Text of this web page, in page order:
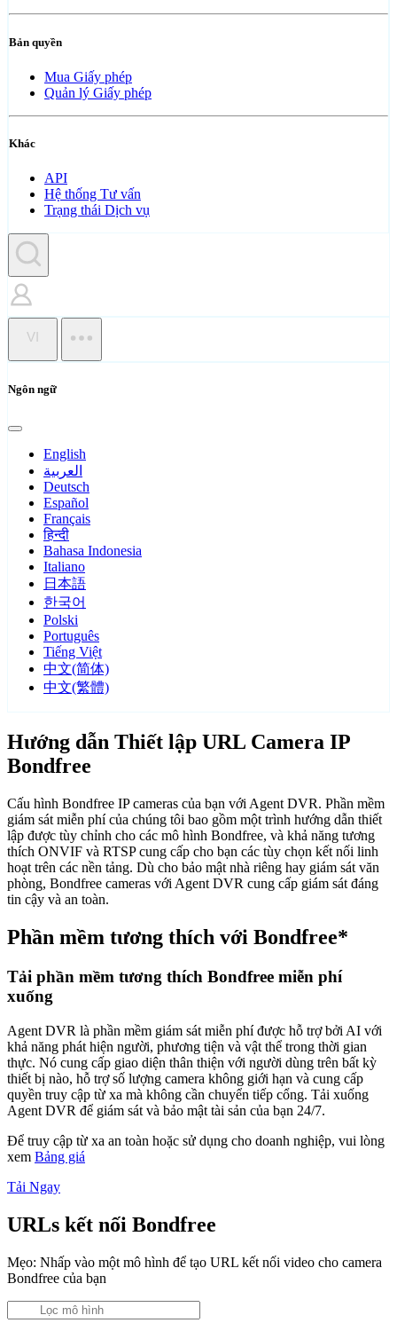
Bản quyền
Mua Giấy phép
Quản lý Giấy phép
Khác
API
Hệ thống Tư vấn
Trạng thái Dịch vụ
VI
Ngôn ngữ
English
العربية
Deutsch
Español
Français
हिन्दी
Bahasa Indonesia
Italiano
日本語
한국어
Polski
Português
Tiếng Việt
中文(简体)
中文(繁體)
Hướng dẫn Thiết lập URL Camera IP
Bondfree
Cấu hình Bondfree IP cameras của bạn với Agent DVR. Phần mềm
giám sát miễn phí của chúng tôi bao gồm một trình hướng dẫn thiết
lập được tùy chỉnh cho các mô hình Bondfree, và khả năng tương
thích ONVIF và RTSP cung cấp cho bạn các tùy chọn kết nối linh
hoạt trên các nền tảng. Dù cho bảo mật nhà riêng hay giám sát văn
phòng, Bondfree cameras với Agent DVR cung cấp giám sát đáng
tin cậy và an toàn.
Phần mềm tương thích với Bondfree*
Tải phần mềm tương thích Bondfree miễn phí
xuống
Agent DVR là phần mềm giám sát miễn phí được hỗ trợ bởi AI với
khả năng phát hiện người, phương tiện và vật thể trong thời gian
thực. Nó cung cấp giao diện thân thiện với người dùng trên bất kỳ
thiết bị nào, hỗ trợ số lượng camera không giới hạn và cung cấp
quyền truy cập từ xa mà không cần chuyển tiếp cổng. Tải xuống
Agent DVR để giám sát và bảo mật tài sản của bạn 24/7.
Để truy cập từ xa an toàn hoặc sử dụng cho doanh nghiệp, vui lòng
xem Bảng giá
Tải Ngay
URLs kết nối Bondfree
Mẹo: Nhấp vào một mô hình để tạo URL kết nối video cho camera
Bondfree của bạn